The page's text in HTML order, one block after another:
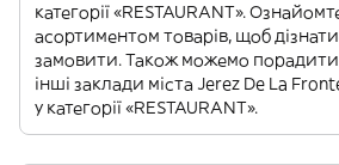
категорії «RESTAURANT».
асортиментом товарів, щоб
замовити. Також можемо порадити
інші заклади міста Jerez De La
у категорії «RESTAURANT».